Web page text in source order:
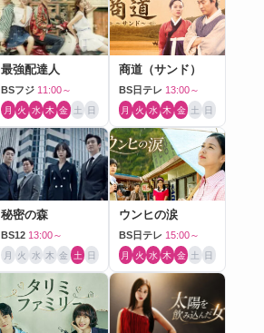
最強配達人
BSフジ 11:00～
月 火 水 木 金 土 日
商道（サンド）
BS日テレ 13:00～
月 火 水 木 金 土 日
秘密の森
BS12 13:00～
月 火 水 木 金 土 日
ウンヒの涙
BS日テレ 15:00～
月 火 水 木 金 土 日